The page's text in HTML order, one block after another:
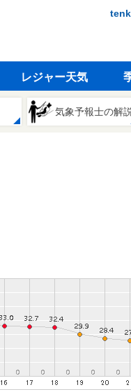
レジャー天気
気象予報士の解説